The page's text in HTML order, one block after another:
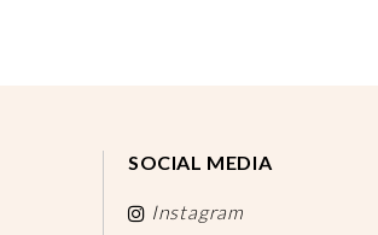
SOCIAL MEDIA
Instagram